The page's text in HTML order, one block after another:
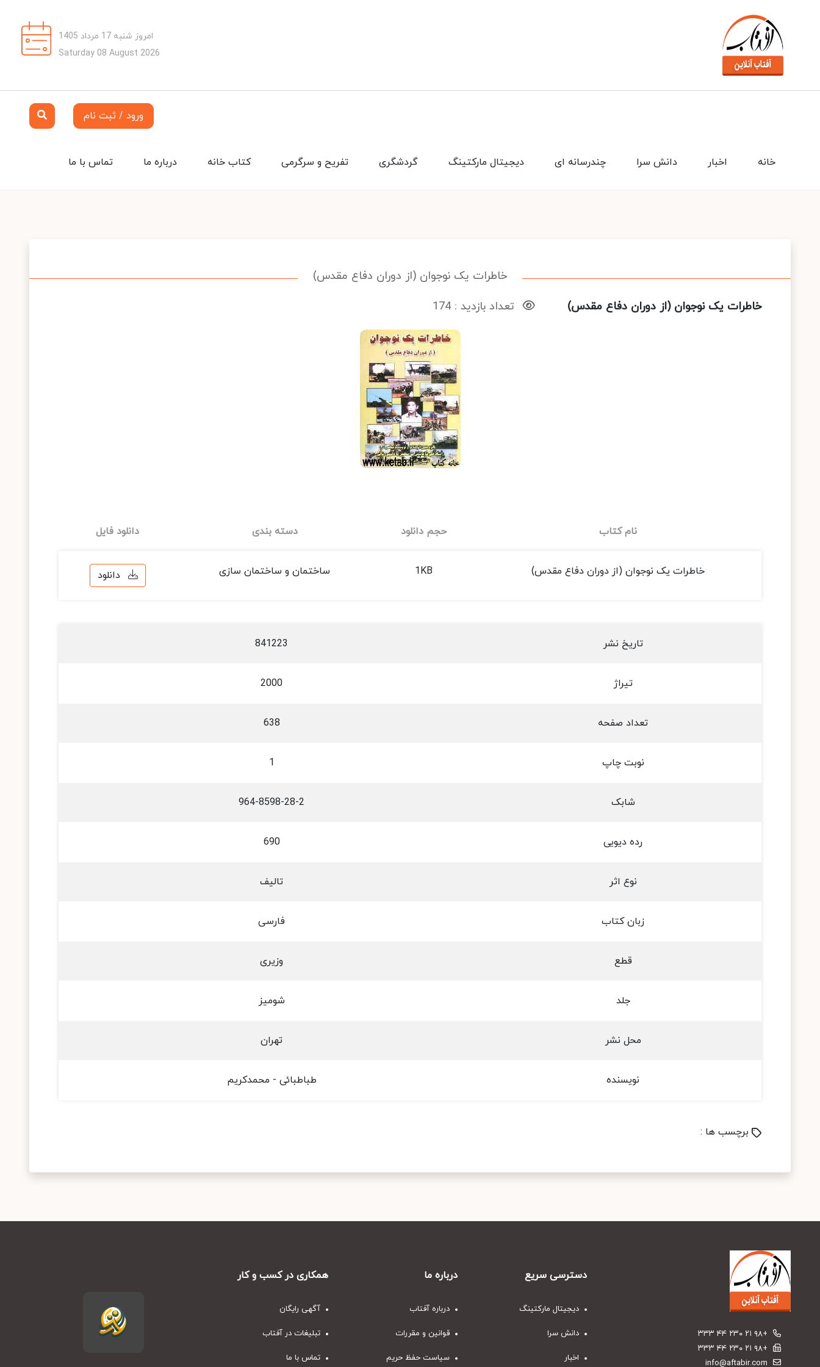
امروز شنبه 17 مرداد 1405
Saturday 08 August 2026
ورود / ثبت نام
تماس با ما درباره ما کتاب خانه تفریح و سرگرمی گردشگری دیجیتال مارکتینگ چندرسانه ای دانش سرا اخبار خانه
خاطرات یک نوجوان (از دوران دفاع مقدس)
خاطرات یک نوجوان (از دوران دفاع مقدس)
تعداد بازدید : 174
نام کتاب حجم دانلود دسته بندی دانلود فایل
خاطرات یک نوجوان (از دوران دفاع مقدس) 1KB ساختمان و ساختمان سازی دانلود
تاریخ نشر 841223
تیراژ 2000
تعداد صفحه 638
نوبت چاپ 1
شابک 964-8598-28-2
رده دیویی 690
نوع اثر تالیف
زبان کتاب فارسی
قطع وزیری
جلد شومیز
محل نشر تهران
نویسنده طباطبائی - محمدکریم
برچسب ها :
+۹۸ ۲۱ ۲۳۰ ۴۴ ۳۳۳
+۹۸ ۲۱ ۲۳۰ ۴۴ ۳۳۳
info@aftabir.com
دسترسی سریع
دیجیتال مارکتینگ
دانش سرا
اخبار
درباره ما
درباره آفتاب
قوانین و مقررات
سیاست حفظ حریم
همکاری در کسب و کار
آگهی رایگان
تبلیغات در آفتاب
تماس با ما